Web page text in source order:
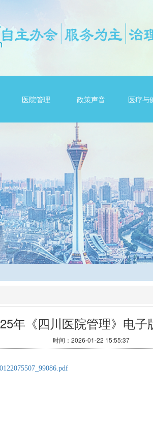
医院管理 政策声音 医疗与
年《四川医院管理》电子
时间：2026-01-22 15:55:37